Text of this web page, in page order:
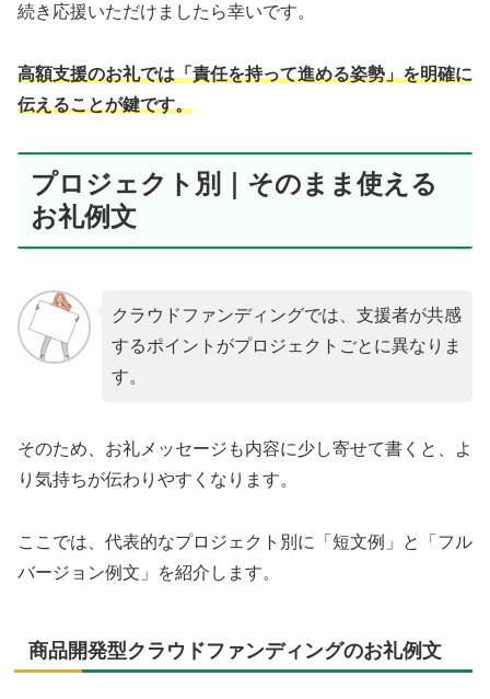
続き応援いただけましたら幸いです。
高額支援のお礼では「責任を持って進める姿勢」を明確に
伝えることが鍵です。
プロジェクト別｜そのまま使える
お礼例文
クラウドファンディングでは、支援者が共感
するポイントがプロジェクトごとに異なりま
す。
そのため、お礼メッセージも内容に少し寄せて書くと、よ
り気持ちが伝わりやすくなります。
ここでは、代表的なプロジェクト別に「短文例」と「フル
バージョン例文」を紹介します。
商品開発型クラウドファンディングのお礼例文